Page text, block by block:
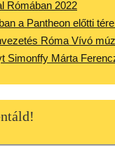
Rómában 2022
a Pantheon előtti
Róma Vívó
Simonffy Márta